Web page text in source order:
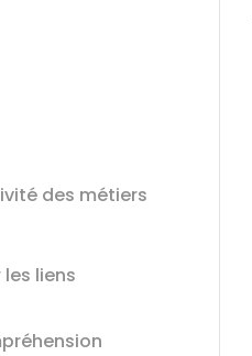
des métiers
liens